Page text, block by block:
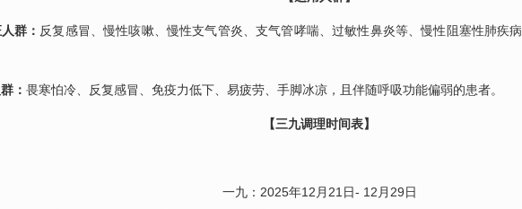
群： 反复感冒、慢性咳嗽 、慢性支气管炎、支气管哮喘、过敏性鼻炎等、慢性阻塞性肺疾病
： 畏寒怕冷、反复感冒、免疫力低下、易疲劳、手脚冰凉，且伴随呼吸功能偏弱的患者。
【三九调理时间表】
一九：2025年12月21日- 12月29日